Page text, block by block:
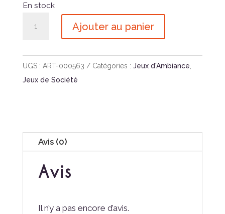
En stock
Extension
Ajouter au panier
UGS : ART-000563 Catégories : Jeux d'Ambiance,
Jeux de Société
Avis (0)
Avis
Il n’y a pas encore d’avis.